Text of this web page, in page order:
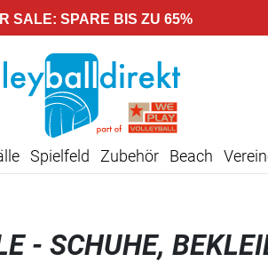
SALE: SPARE BIS ZU 65%
Spielfeld Zubehör Beach
- SCHUHE,